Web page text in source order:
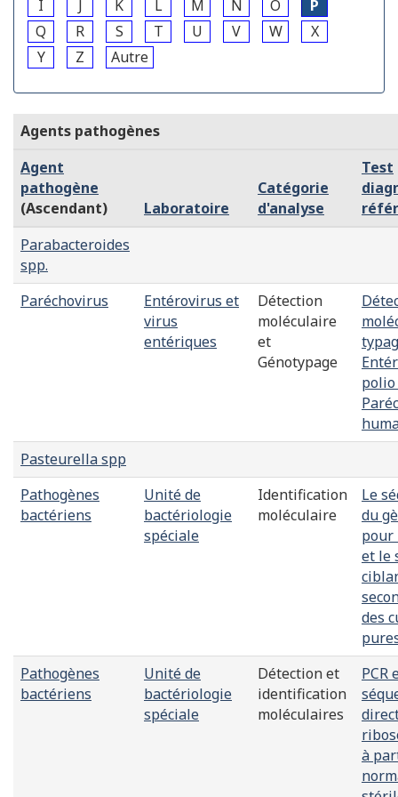
I
J K L M N O
P
Q
R S T U V W
X
Y
Z Autre
Agents pathogènes
Agent
pathogène
(Ascendant)
Laboratoire
Catégorie
d'analyse
Test
Parabacteroides
spp.
Paréchovirus
Entérovirus et
virus
entériques
Détection
moléculaire
et
Génotypage
polio
Pasteurella spp
Pathogènes
bactériens
Unité de
bactériologie
spéciale
Identification
moléculaire
Le
du
pour
et le
des
Pathogènes
bactériens
Unité de
bactériologie
spéciale
Détection et
identification
moléculaires
PCR
à